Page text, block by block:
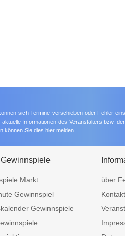
sich Termine verschieben oder Fehler
Informationen des Veranstalters bzw.
können Sie dies hier melden.
Markt
Gewinnspiel
Gewinnspiele
über
Kontakt